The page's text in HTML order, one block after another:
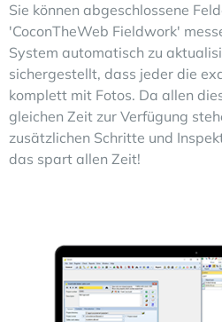
Sie können abgeschlossene
'CoconTheWeb Fieldwork'
System automatisch zu
sichergestellt, dass jeder die
komplett mit Fotos. Da allen
gleichen Zeit zur Verfügung
zusätzlichen Schritte und
das spart allen Zeit!